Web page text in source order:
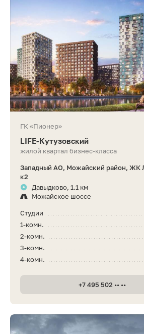
ГК «Пионер»
LIFE-Кутузовский
жилой квартал бизнес-класса
Западный АО, Можайский район, ЖК
к2
Давыдково, 1.1 км
Можайское шоссе
Студии
1-комн.
2-комн.
3-комн.
4-комн.
+7 495 502 •• ••